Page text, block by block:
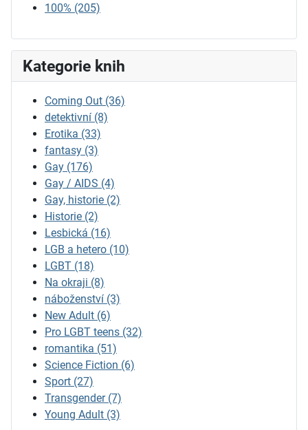
100% (205)
Kategorie knih
Coming Out (36)
detektivní (8)
Erotika (33)
fantasy (3)
Gay (176)
Gay / AIDS (4)
Gay, historie (2)
Historie (2)
Lesbická (16)
LGB a hetero (10)
LGBT (18)
Na okraji (8)
náboženství (3)
New Adult (6)
Pro LGBT teens (32)
romantika (51)
Science Fiction (6)
Sport (27)
Transgender (7)
Young Adult (3)